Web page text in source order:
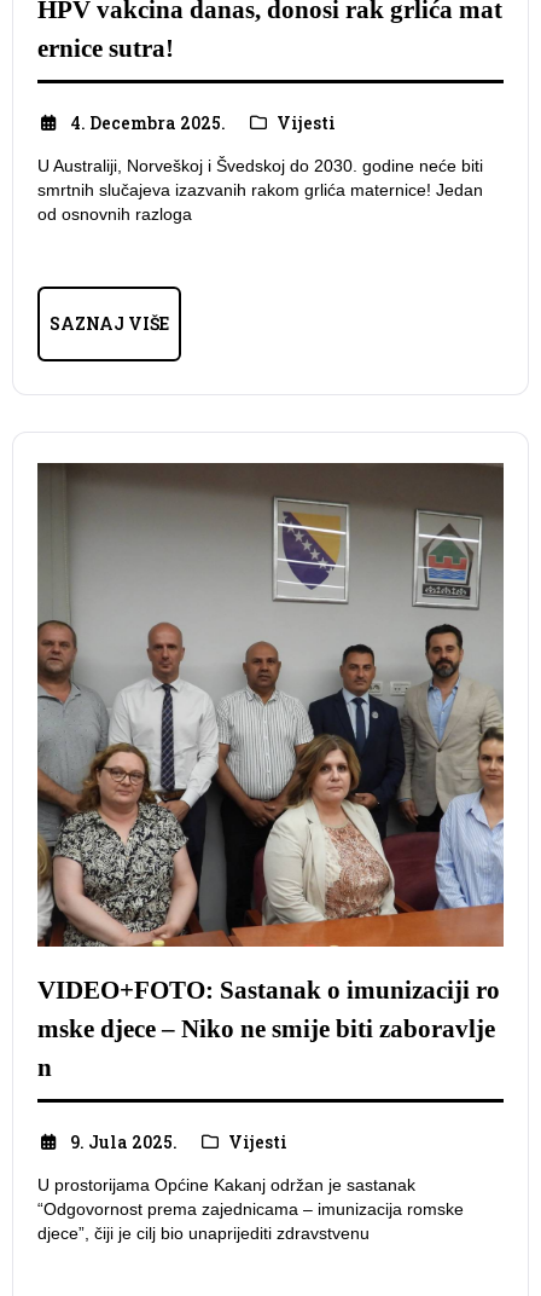
HPV vakcina danas, donosi rak grlića mat
ernice sutra!
4. Decembra 2025. Vijesti
U Australiji, Norveškoj i Švedskoj do 2030. godine neće biti
smrtnih slučajeva izazvanih rakom grlića maternice! Jedan
od osnovnih razloga
SAZNAJ VIŠE
VIDEO+FOTO: Sastanak o imunizaciji ro
mske djece – Niko ne smije biti zaboravlje
n
9. Jula 2025. Vijesti
U prostorijama Općine Kakanj održan je sastanak
“Odgovornost prema zajednicama – imunizacija romske
djece”, čiji je cilj bio unaprijediti zdravstvenu